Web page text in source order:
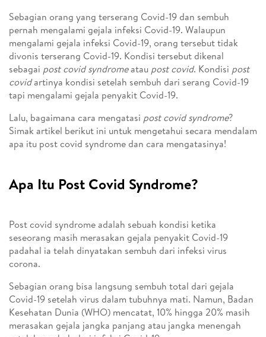
Sebagian orang yang terserang Covid-19 dan sembuh
pernah mengalami gejala infeksi Covid-19. Walaupun
mengalami gejala infeksi Covid-19, orang tersebut tidak
divonis terserang Covid-19. Kondisi tersebut dikenal
sebagai post covid syndromeatau post covid. Kondisi post
covidartinya kondisi setelah sembuh dari serang Covid-19
tapi mengalami gejala penyakit Covid-19.
Lalu, bagaimana cara mengatasi post covid syndrome?
Simak artikel berikut ini untuk mengetahui secara mendalam
apa itu post covid syndrome dan cara mengatasinya!
Apa Itu Post Covid Syndrome?
Post covid syndrome adalah sebuah kondisi ketika
seseorang masih merasakan gejala penyakit Covid-19
padahal ia telah dinyatakan sembuh dari infeksi virus
corona.
Sebagian orang bisa langsung sembuh total dari gejala
Covid-19 setelah virus dalam tubuhnya mati. Namun, Badan
Kesehatan Dunia (WHO) mencatat, 10% hingga 20% masih
merasakan gejala jangka panjang atau jangka menengah